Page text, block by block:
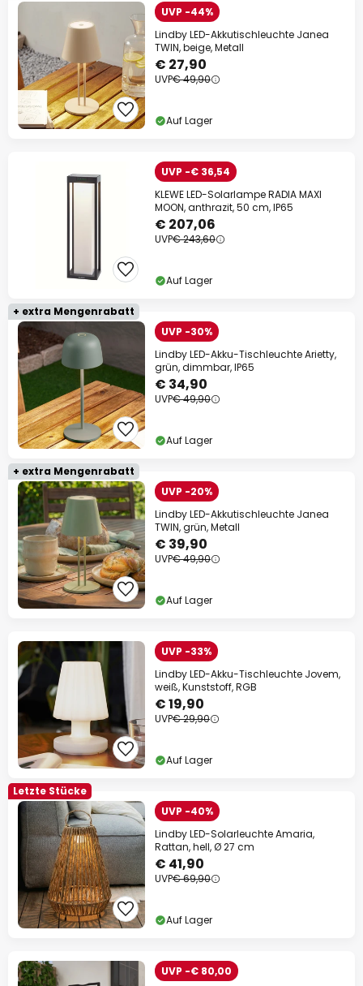
UVP -44%
Lindby LED-Akkutischleuchte Janea
TWIN, beige, Metall
€ 27,90
UVP€ 49,90
Auf Lager
UVP -€ 36,54
KLEWE LED-Solarlampe RADIA MAXI
MOON, anthrazit, 50 cm, IP65
€ 207,06
UVP€ 243,60
Auf Lager
+ extra Mengenrabatt
UVP -30%
Lindby LED-Akku-Tischleuchte Arietty,
grün, dimmbar, IP65
€ 34,90
UVP€ 49,90
Auf Lager
+ extra Mengenrabatt
UVP -20%
Lindby LED-Akkutischleuchte Janea
TWIN, grün, Metall
€ 39,90
UVP€ 49,90
Auf Lager
UVP -33%
Lindby LED-Akku-Tischleuchte Jovem,
weiß, Kunststoff, RGB
€ 19,90
UVP€ 29,90
Auf Lager
Letzte Stücke
UVP -40%
Lindby LED-Solarleuchte Amaria,
Rattan, hell, Ø 27 cm
€ 41,90
UVP€ 69,90
Auf Lager
UVP -€ 80,00